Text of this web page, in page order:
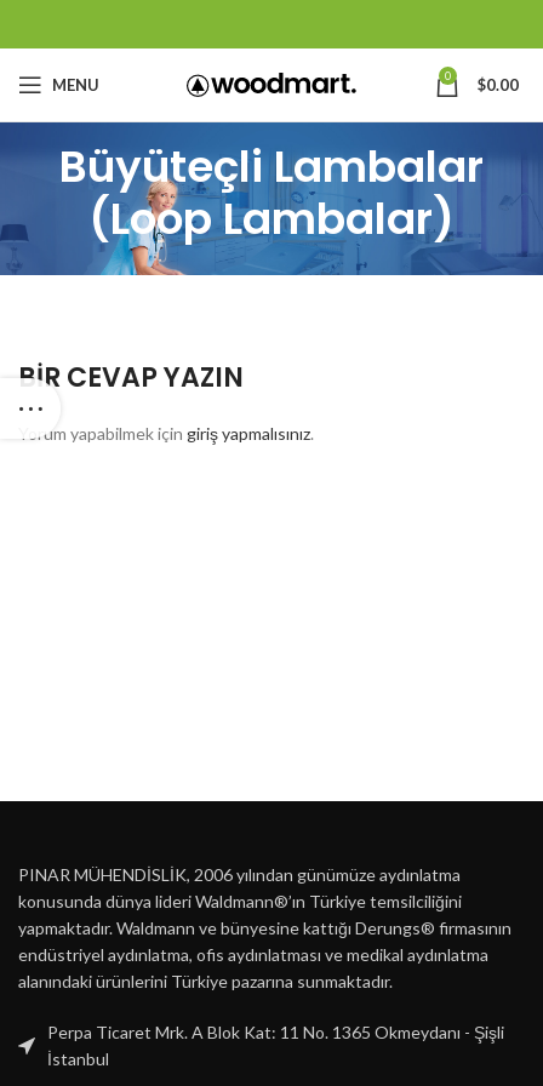
MENU 0 $0.00
Büyüteçli Lambalar
(Loop Lambalar)
BIR CEVAP YAZIN
Yorum yapabilmek için giriş yapmalısınız.
PINAR MÜHENDİSLİK, 2006 yılından günümüze aydınlatma
konusunda dünya lideri Waldmann®’ın Türkiye temsilciliğini
yapmaktadır. Waldmann ve bünyesine kattığı Derungs® firmasının
endüstriyel aydınlatma, ofis aydınlatması ve medikal aydınlatma
alanındaki ürünlerini Türkiye pazarına sunmaktadır.
Perpa Ticaret Mrk. A Blok Kat: 11 No. 1365 Okmeydanı - Şişli
İstanbul